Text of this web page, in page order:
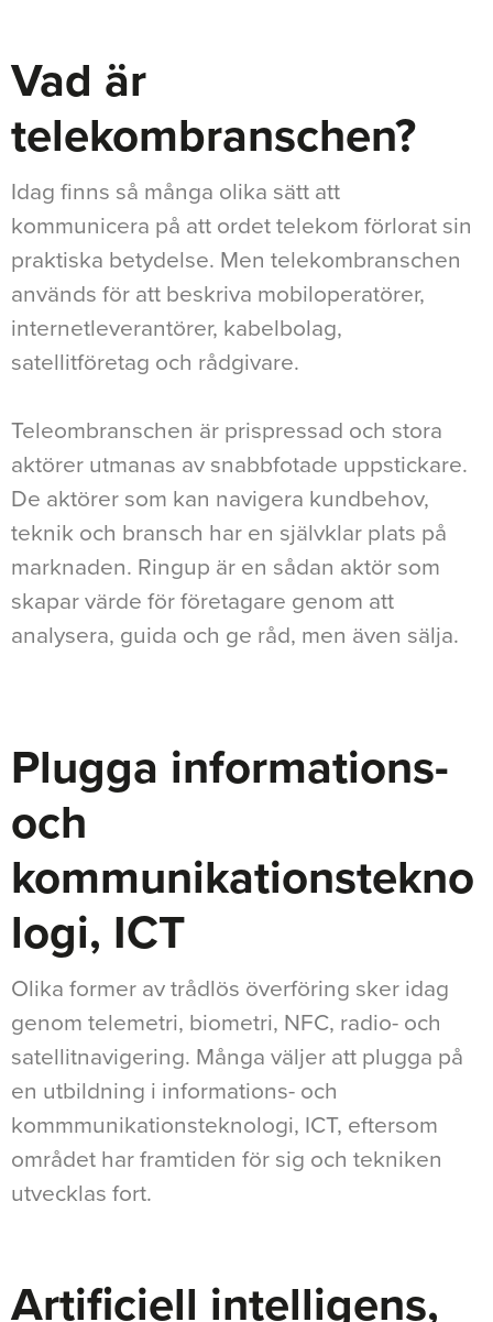
Vad är
telekombranschen?
Idag finns så många olika sätt att
kommunicera på att ordet telekom förlorat sin
praktiska betydelse. Men telekombranschen
används för att beskriva mobiloperatörer,
internetleverantörer, kabelbolag,
satellitföretag och rådgivare.
Teleombranschen är prispressad och stora
aktörer utmanas av snabbfotade uppstickare.
De aktörer som kan navigera kundbehov,
teknik och bransch har en självklar plats på
marknaden. Ringup är en sådan aktör som
skapar värde för företagare genom att
analysera, guida och ge råd, men även sälja.
Plugga informations-
och
kommunikationstekno
logi, ICT
Olika former av trådlös överföring sker idag
genom telemetri, biometri, NFC, radio- och
satellitnavigering. Många väljer att plugga på
en utbildning i informations- och
kommmunikationsteknologi, ICT, eftersom
området har framtiden för sig och tekniken
utvecklas fort.
Artificiell intelligens,